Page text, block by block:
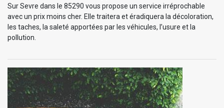
Sur Sevre dans le 85290 vous propose un service irréprochable
avec un prix moins cher. Elle traitera et éradiquera la décoloration,
les taches, la saleté apportées par les véhicules, l’usure et la
pollution.